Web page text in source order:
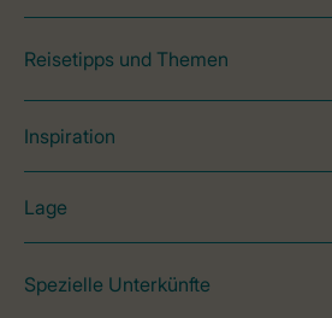
Reisetipps und Themen
Inspiration
Lage
Spezielle Unterkünfte